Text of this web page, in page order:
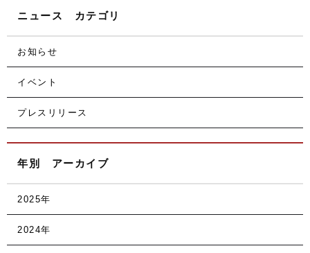
ニュース カテゴリ
お知らせ
イベント
プレスリリース
年別 アーカイブ
2025年
2024年